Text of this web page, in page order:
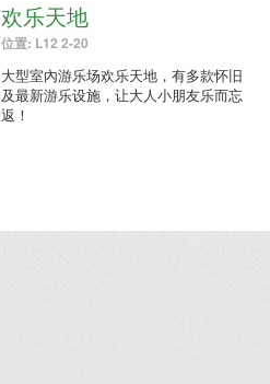
欢乐天地
位置: L12 2-20
大型室內游乐场欢乐天地，有多款怀旧
及最新游乐设施，让大人小朋友乐而忘
返！